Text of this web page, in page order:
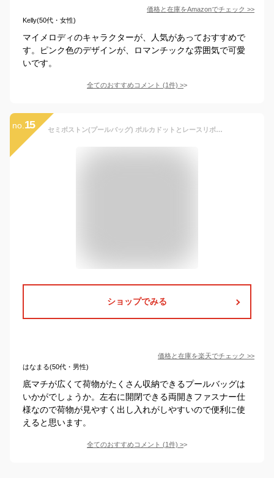
価格と在庫をAmazonでチェック >>
Kelly(50代・女性)
マイメロディのキャラクターが、人気があっておすすめで
す。ピンク色のデザインが、ロマンチックな雰囲気で可愛
いです。
全てのおすすめコメント (1件) >
no. 15 セミボストン(プールバッグ) ポルカドットとレースリボンに魅せられて(ライトブルー) 子供用 プールバッグ ボストン キッズ ボストン おしゃれ ラミネートバッグ 防水 レッスンバッグ 水泳バッグ 手提げ 撥水 小学生 幼稚園 子供
ショップでみる
価格と在庫を楽天でチェック >>
はなまる(50代・男性)
底マチが広くて荷物がたくさん収納できるプールバッグは
いかがでしょうか。左右に開閉できる両開きファスナー仕
様なので荷物が見やすく出し入れがしやすいので便利に使
えると思います。
全てのおすすめコメント (1件) >